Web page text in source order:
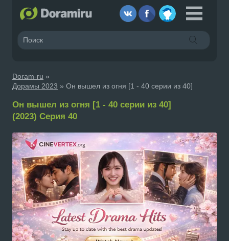
Doram-ru »
Дорамы 2023 » Он вышел из огня [1 - 40 серии из 40]
Он вышел из огня [1 - 40 серии из 40]
(2023) Серия 40